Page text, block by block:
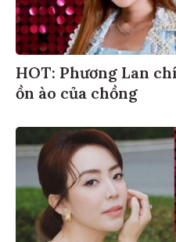
HOT: Phương Lan
ồn ào của chồng